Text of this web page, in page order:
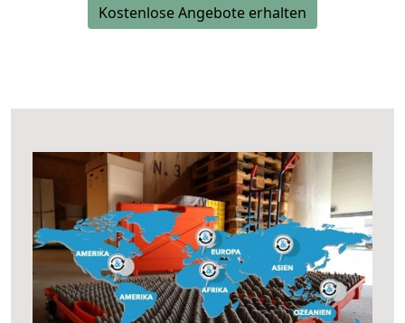
Kostenlose Angebote erhalten